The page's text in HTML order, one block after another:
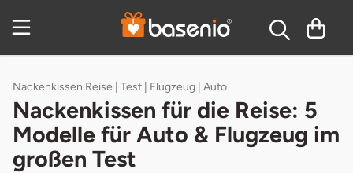
Inhaltsverzeichnis
Nackenkissen Reise | Test | Flugzeug | Auto
Nackenkissen für die Reise: 5
Modelle für Auto & Flugzeug im
großen Test